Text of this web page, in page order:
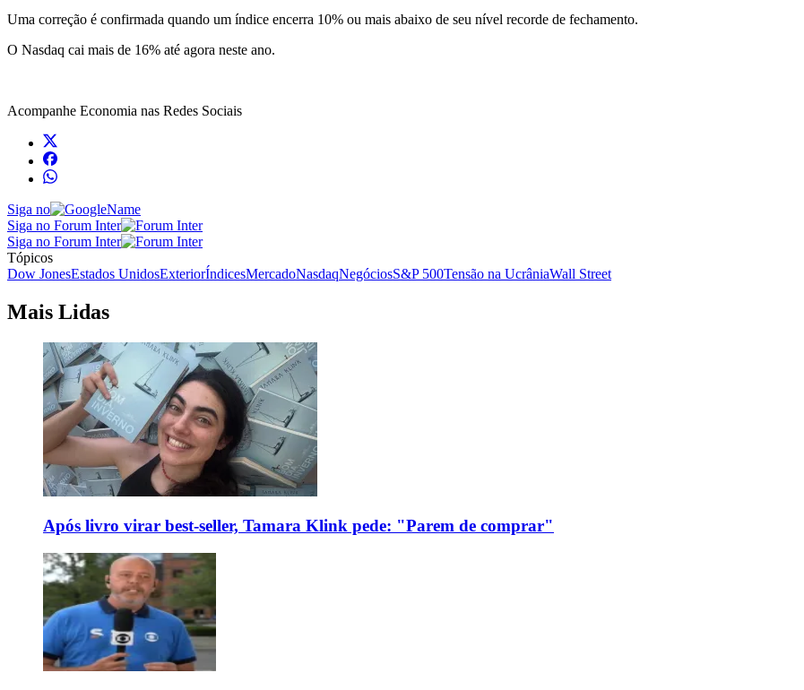
Uma correção é confirmada quando um índice encerra 10% ou mais abaixo de seu nível recorde de fechamento.
O Nasdaq cai mais de 16% até agora neste ano.
Acompanhe Economia nas Redes Sociais
Siga no
Siga no Forum Inter
Siga no Forum Inter
Tópicos
Dow JonesEstados UnidosExteriorÍndicesMercadoNasdaqNegóciosS&P 500Tensão na UcrâniaWall Street
Mais Lidas
Após livro virar best-seller, Tamara Klink pede: "Parem de comprar"